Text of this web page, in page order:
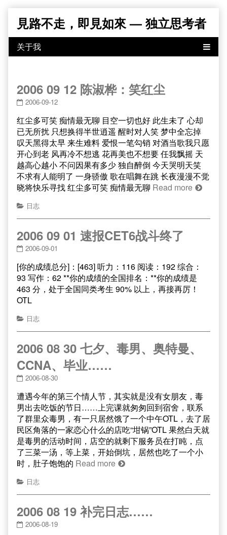
content
見路不走，即見如來 — 独立思考者
2006 09 12 陈淑桦：笑红尘
2006-09-12
红尘多可笑 痴情最无聊 目空一切也好 此生未了 心却
已无所扰 只想换得半世逍遥 醒时对人笑 梦中全忘掉
叹天黑得太早 来生难料 爱恨一笔勾销 对酒当歌我只愿
开心到老 风再冷不想逃 花再美也不想要 任我飘摇 天
越高心越小 不问因果有多少 独自醉倒 今天哭明天笑
不求有人能明了 一身骄傲 歌在唱舞在跳 长夜漫漫不觉
晓将快乐寻找 红尘多可笑 痴情最无聊 Read more
日志
2006 09 01 速报CET6战斗终了
2006-09-01
[你的成绩总分]：[463] 听力：116 阅读：192 综合：
93 写作：62 **你的成绩的全国排名：**你的成绩是
463 分，处于全国同类考生 90% 以上，再接再厉！
OTL
日志
2006 08 30 七夕、毒男、奥特曼、
CCNA、毕业……
2006-08-30
遭遇今年的第三个情人节，其实就是没有女朋友，毒
男出去吃饭的节日……上完课就匆匆回到宿舍，联系
了群里众毒男，有一只居然饿了一个中午OTL，去了居
民区角落的一家恋心什么的店吃“坩锅”OTL 果然白天就
是毒男的活动时间，店空的就剩下服务员在打盹，点
了三菜一汤，等上菜，开始倒坑，居然也吃了一个小
时，肚子饱饱的 Read more
日志
2006 08 19 补完日志……
2006-08-19